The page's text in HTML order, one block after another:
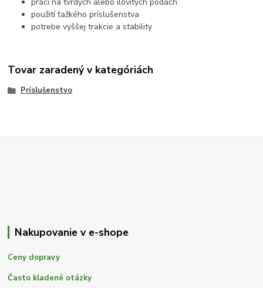
použití ťažkého príslušenstva
potrebe vyššej trakcie a stability
Tovar zaradený v kategóriách
Príslušenstvo
Nakupovanie v e-shope
Ceny dopravy
Často kladené otázky